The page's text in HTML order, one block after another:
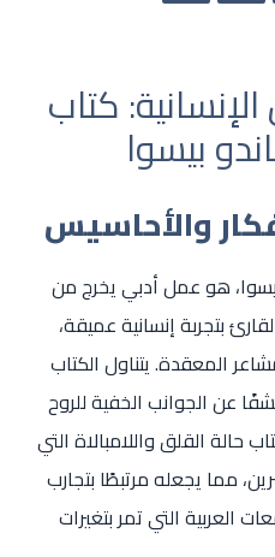
كتاب
بيسوا
والأحاسيس
هو عمل أدبي يخرج من
بتجربة إنسانية عميقة،
المعقدة. يتناول الكتاب
عن الجوانب الخفية للروح
حالة القلق واللامبالاة التي
مما يجعله مرتبطًا بتجارب
العربية التي تمر بتغيرات